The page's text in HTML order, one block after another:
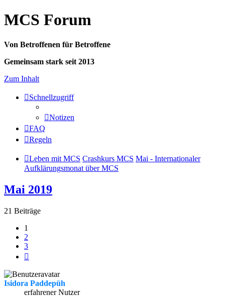
MCS Forum
Von Betroffenen für Betroffene
Gemeinsam stark seit 2013
Zum Inhalt
Schnellzugriff
Notizen
FAQ
Regeln
Leben mit MCS Crashkurs MCS Mai - Internationaler
Aufklärungsmonat über MCS
Mai 2019
21 Beiträge
1
2
3
Isidora Paddepüh
erfahrener Nutzer